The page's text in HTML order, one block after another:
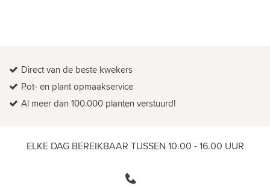
Direct van de beste kwekers
Pot- en plant opmaakservice
Al meer dan 100.000 planten verstuurd!
ELKE DAG BEREIKBAAR TUSSEN 10.00 - 16.00 UUR